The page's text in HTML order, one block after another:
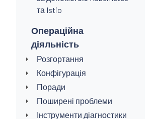
та Istio
Операційна
діяльність
Розгортання
Конфігурація
Поради
Поширені проблеми
Інструменти діагностики